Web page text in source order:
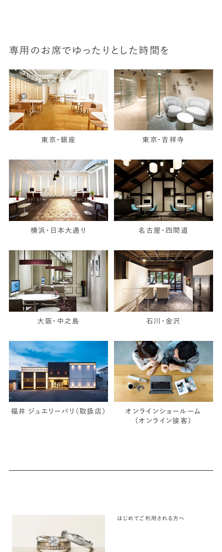
専用のお席でゆったりとした時間を
東京・銀座 東京・吉祥寺
横浜・日本大通り 名古屋・四間道
大阪・中之島 石川・金沢
福井 ジュエリーパリ（取扱店）
オンラインショールーム
（オンライン接客）
はじめてご利用される方へ